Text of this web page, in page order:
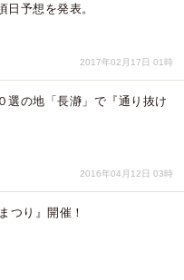
日予想を発表。
2017年02月17日 01時
選の地「長瀞」で『通り抜け
2016年04月12日 03時
つり』開催！